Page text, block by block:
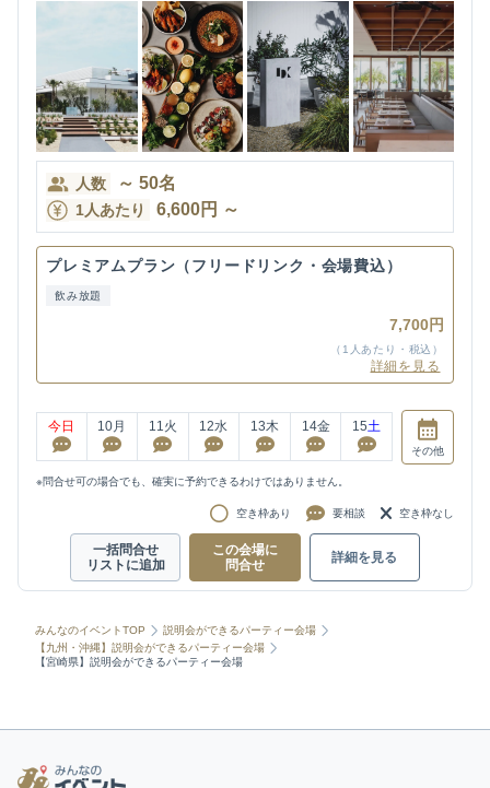
人数 ～ 50名
1人あたり 6,600円 ～
プレミアムプラン（フリードリンク・会場費込）
飲み放題
7,700円
（1人あたり・税込）
詳細を見る
今日 10月 11火 12水 13木 14金 15土
その他
※問合せ可の場合でも、確実に予約できるわけではありません。
空き枠あり 要相談 空き枠なし
一括問合せ
リストに追加
この会場に
問合せ
詳細を見る
みんなのイベントTOP
説明会ができるパーティー会場
【九州・沖縄】説明会ができるパーティー会場
【宮崎県】説明会ができるパーティー会場